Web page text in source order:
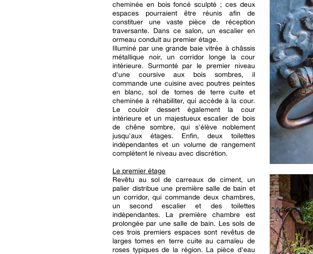
cheminée en bois foncé sculpté ; ces deux
espaces pourraient être réunis afin de
constituer une vaste pièce de réception
traversante. Dans ce salon, un escalier en
ormeau conduit au premier étage.
Illuminé par une grande baie vitrée à châssis
métallique noir, un corridor longe la cour
intérieure. Surmonté par le premier niveau
d'une coursive aux bois sombres, il
commande une cuisine avec poutres peintes
en blanc, sol de tomes de terre cuite et
cheminée à réhabiliter, qui accède à la cour.
Le couloir dessert également la cour
intérieure et un majestueux escalier de bois
de chêne sombre, qui s'élève noblement
jusqu'aux étages. Enfin, deux toilettes
indépendantes et un volume de rangement
complètent le niveau avec discrétion.
Le premier étage
Revêtu au sol de carreaux de ciment, un
palier distribue une première salle de bain et
un corridor, qui commande deux chambres,
un second escalier et des toilettes
indépendantes. La première chambre est
prolongée par une salle de bain. Les sols de
ces trois premiers espaces sont revêtus de
larges tomes en terre cuite au camaïeu de
roses typiques de la région. La pièce d'eau